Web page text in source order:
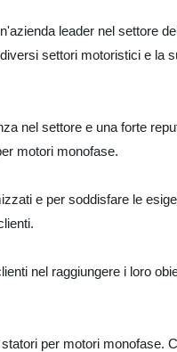
leader nel settore
settori motoristici e la
nel settore e una forte
motori monofase.
e per soddisfare le
nel raggiungere i loro
per motori monofase.